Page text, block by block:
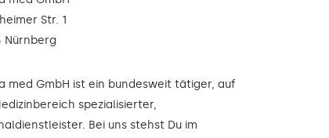
Str. 1
Nürnberg
med GmbH ist ein bundesweit tätiger, auf
spezialisierter,
Bei uns stehst Du im